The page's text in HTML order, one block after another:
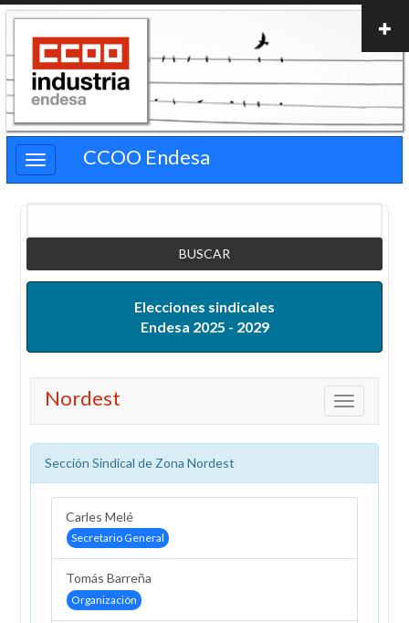
Pasar
contenido
principal
CCOO Endesa
Elecciones sindicales
Endesa 2025 - 2029
Nordest
Sección Sindical de Zona Nordest
Carles Melé
Secretario General
Tomás Barreña
Organización